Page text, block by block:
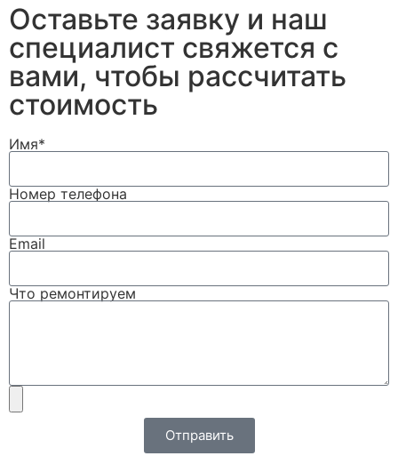
Оставьте заявку и наш
специалист свяжется с
вами, чтобы рассчитать
стоимость
Имя*
Номер телефона
Email
Что ремонтируем
Отправить